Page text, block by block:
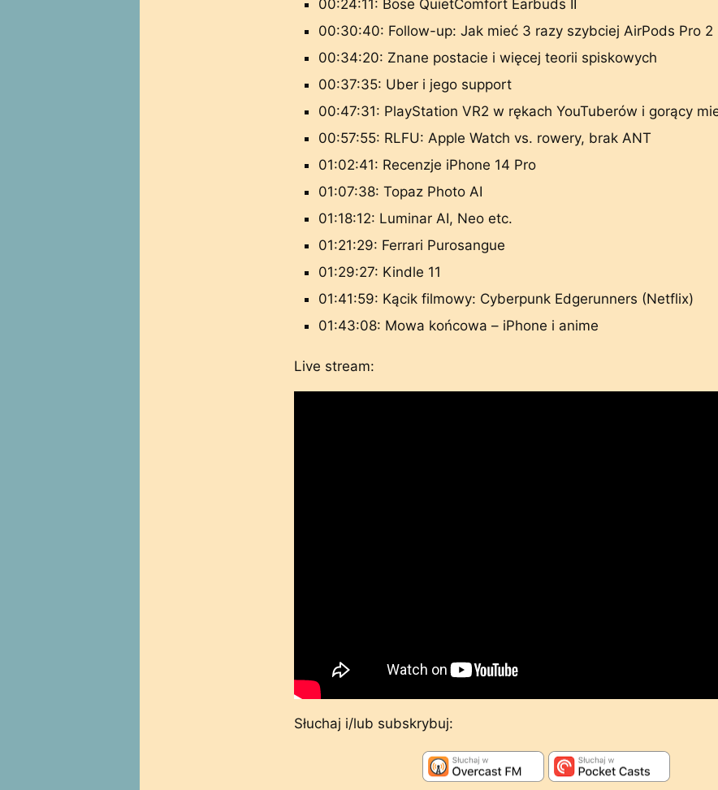
00:24:11: Bose QuietComfort Earbuds II
00:30:40: Follow-up: Jak mieć 3 razy szybciej AirPods Pro 2
00:34:20: Znane postacie i więcej teorii spiskowych
00:37:35: Uber i jego support
00:47:31: PlayStation VR2 w rękach YouTuberów i gorący
00:57:55: RLFU: Apple Watch vs. rowery, brak ANT
01:02:41: Recenzje iPhone 14 Pro
01:07:38: Topaz Photo AI
01:18:12: Luminar AI, Neo etc.
01:21:29: Ferrari Purosangue
01:29:27: Kindle 11
01:41:59: Kącik filmowy: Cyberpunk Edgerunners (Netflix)
01:43:08: Mowa końcowa – iPhone i anime
Live stream:
Słuchaj i/lub subskrybuj: